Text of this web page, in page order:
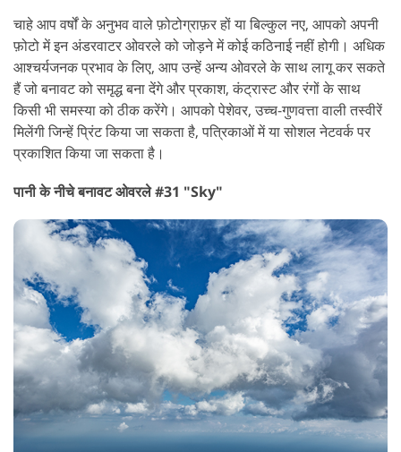
चाहे आप वर्षों के अनुभव वाले फ़ोटोग्राफ़र हों या बिल्कुल नए, आपको अपनी
फ़ोटो में इन अंडरवाटर ओवरले को जोड़ने में कोई कठिनाई नहीं होगी। अधिक
आश्चर्यजनक प्रभाव के लिए, आप उन्हें अन्य ओवरले के साथ लागू कर सकते
हैं जो बनावट को समृद्ध बना देंगे और प्रकाश, कंट्रास्ट और रंगों के साथ
किसी भी समस्या को ठीक करेंगे। आपको पेशेवर, उच्च-गुणवत्ता वाली तस्वीरें
मिलेंगी जिन्हें प्रिंट किया जा सकता है, पत्रिकाओं में या सोशल नेटवर्क पर
प्रकाशित किया जा सकता है।
पानी के नीचे बनावट ओवरले #31 "Sky"